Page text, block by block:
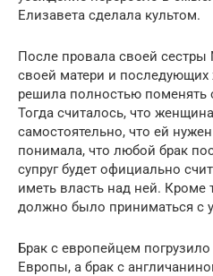
Елизавета сделала культом.
После провала своей
своей матери и последующих
решила полностью
Тогда считалось, что
самостоятельно, что ей
понимала, что любой брак
супруг будет официально
иметь власть над ней. Кроме
должно было приниматься с
Брак с европейцем
Европы, а брак с